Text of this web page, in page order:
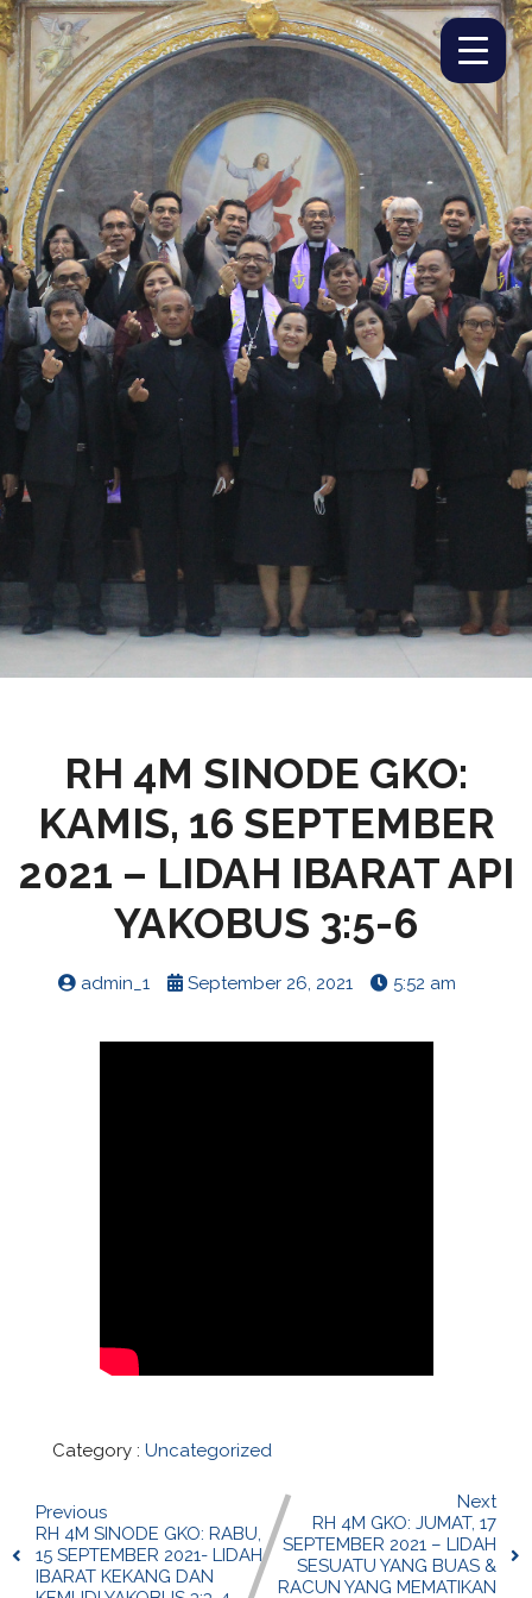
RH 4M SINODE GKO:
KAMIS, 16 SEPTEMBER
2021 – LIDAH IBARAT API
YAKOBUS 3:5-6
admin_1 September 26, 2021 5:52 am
Category : Uncategorized
Previous
RH 4M SINODE GKO: RABU,
15 SEPTEMBER 2021- LIDAH
IBARAT KEKANG DAN
Next
RH 4M GKO: JUMAT, 17
SEPTEMBER 2021 – LIDAH
SESUATU YANG BUAS &
RACUN YANG MEMATIKAN